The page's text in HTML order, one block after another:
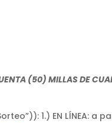
(50) MILLAS DE
1.) EN LÍNEA: a